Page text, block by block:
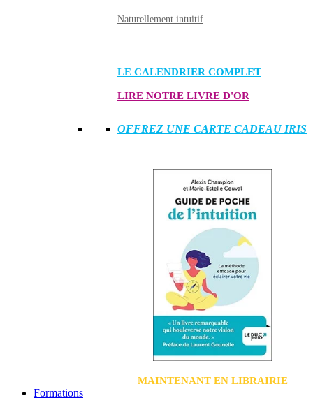
Naturellement intuitif
LE CALENDRIER COMPLET
LIRE NOTRE LIVRE D'OR
OFFREZ UNE CARTE CADEAU IRIS
MAINTENANT EN LIBRAIRIE
Formations